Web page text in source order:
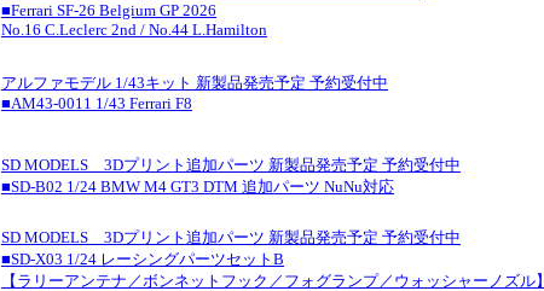
■Ferrari SF-26 Belgium GP 2026
No.16 C.Leclerc 2nd / No.44 L.Hamilton
アルファモデル 1/43キット 新製品発売予定 予約受付中
■AM43-0011 1/43 Ferrari F8
SD MODELS 3Dプリント追加パーツ 新製品発売予定 予約受付中
■SD-B02 1/24 BMW M4 GT3 DTM 追加パーツ NuNu対応
SD MODELS 3Dプリント追加パーツ 新製品発売予定 予約受付中
■SD-X03 1/24 レーシングパーツセットB
【ラリーアンテナ／ボンネットフック／フォグランプ／ウォッシャーノズル】